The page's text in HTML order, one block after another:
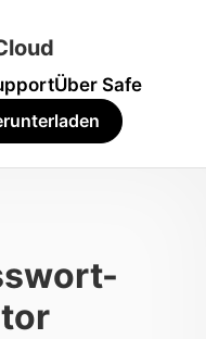
Über Safe